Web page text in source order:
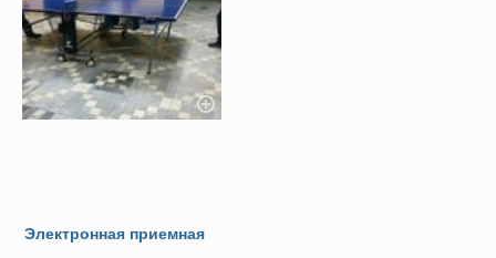
Электронная приемная